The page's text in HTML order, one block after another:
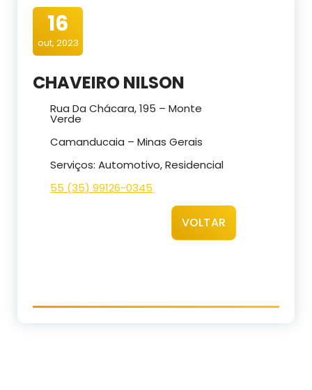
16
out, 2023
CHAVEIRO NILSON
Rua Da Chácara, 195 – Monte
Verde
Camanducaia – Minas Gerais
Serviços: Automotivo, Residencial
55 (35) 99126-0345
VOLTAR